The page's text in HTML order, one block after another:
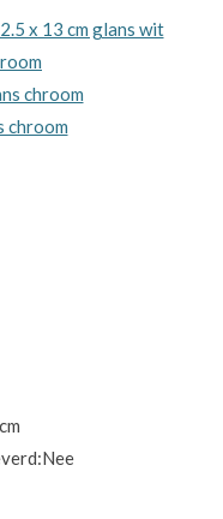
x 13 cm glans wit
chroom
chroom
Nee